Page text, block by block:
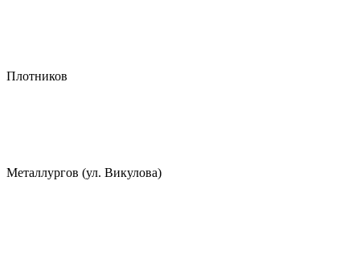
Плотников
Металлургов (ул. Викулова)